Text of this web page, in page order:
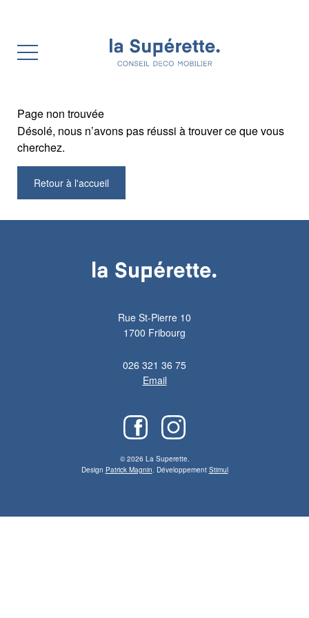
Page non trouvée
Désolé, nous n’avons pas réussi à trouver ce que vous
cherchez.
Retour à l'accueil
Rue St-Pierre 10
1700 Fribourg
026 321 36 75
Email
© 2026 La Superette.
Design Patrick Magnin . Développement Stimul